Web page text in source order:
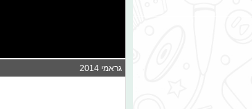
גראמי 2014